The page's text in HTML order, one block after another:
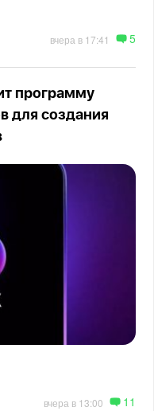
вчера в 17:41 5
программу
для создания
вчера в 13:00 11